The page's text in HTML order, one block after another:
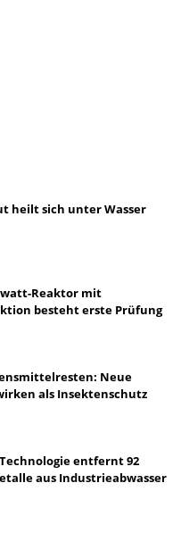
heilt sich unter Wasser
Reaktor mit
besteht erste Prüfung
Neue
als Insektenschutz
entfernt 92
aus Industrieabwasser